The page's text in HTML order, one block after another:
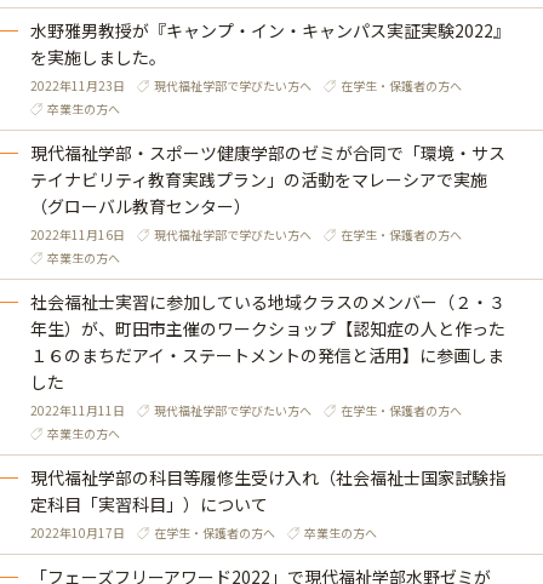
水野雅男教授が『キャンプ・イン・キャンパス実証実験2022』
を実施しました。
2022年11月23日 現代福祉学部で学びたい方へ
在学生・保護者の方へ
卒業生の方へ
現代福祉学部・スポーツ健康学部のゼミが合同で「環境・サス
テイナビリティ教育実践プラン」の活動をマレーシアで実施
（グローバル教育センター）
2022年11月16日 現代福祉学部で学びたい方へ
在学生・保護者の方へ
卒業生の方へ
社会福祉士実習に参加している地域クラスのメンバー（２・３
年生）が、町田市主催のワークショップ【認知症の人と作った
１６のまちだアイ・ステートメントの発信と活用】に参画しま
した
2022年11月11日 現代福祉学部で学びたい方へ
在学生・保護者の方へ
卒業生の方へ
現代福祉学部の科目等履修生受け入れ（社会福祉士国家試験指
定科目「実習科目」）について
2022年10月17日 在学生・保護者の方へ 卒業生の方へ
「フェーズフリーアワード2022」で現代福祉学部水野ゼミが